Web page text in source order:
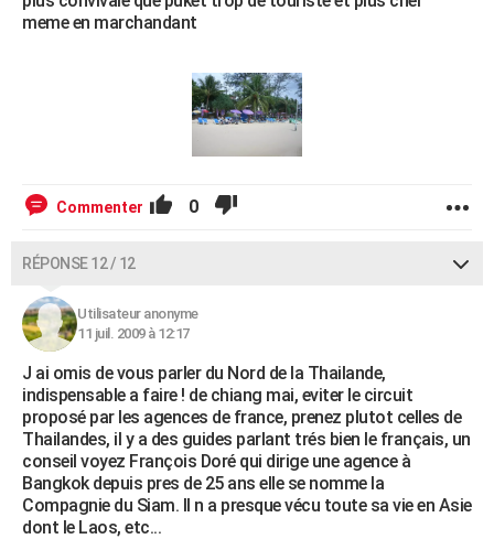
meme en marchandant
Commenter 0
RÉPONSE 12 / 12
Utilisateur anonyme
11 juil. 2009 à 12:17
J ai omis de vous parler du Nord de la Thailande,
indispensable a faire ! de chiang mai, eviter le circuit
proposé par les agences de france, prenez plutot celles de
Thailandes, il y a des guides parlant trés bien le français, un
conseil voyez François Doré qui dirige une agence à
Bangkok depuis pres de 25 ans elle se nomme la
Compagnie du Siam. Il n a presque vécu toute sa vie en Asie
dont le Laos, etc...